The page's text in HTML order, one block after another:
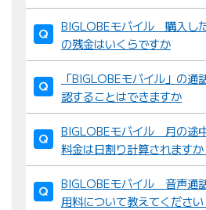
BIGLOBEモバイル 購入し
の残金はいくらですか
「BIGLOBEモバイル」の通
認することはできますか
BIGLOBEモバイル 月の途
料金は日割り計算されますか
BIGLOBEモバイル 音声通
用料について教えてください